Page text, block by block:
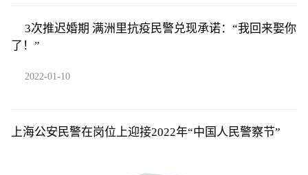
3次推迟婚期 满洲里抗疫民警兑现承诺：“我回来娶你
了！”
2022-01-10
上海公安民警在岗位上迎接2022年“中国人民警察节”